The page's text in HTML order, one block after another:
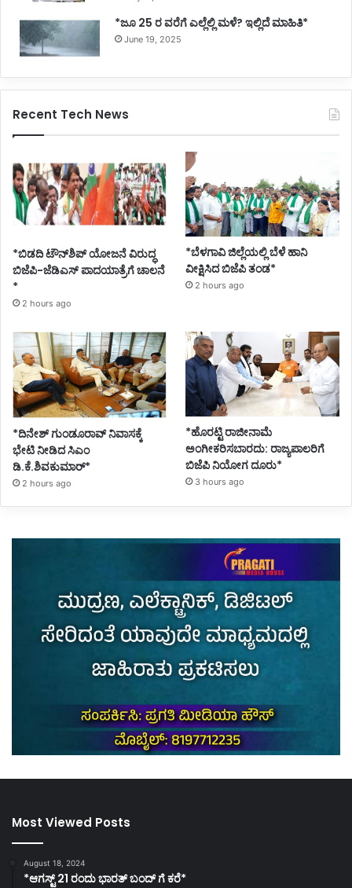
*ಜೂ 25 ರ ವರೆಗೆ ಎಲ್ಲೆಲ್ಲಿ ಮಳೆ? ಇಲ್ಲಿದೆ ಮಾಹಿತಿ*
June 19, 2025
Recent Tech News
*ಬಿಡದಿ ಟೌನ್‌ಶಿಪ್ ಯೋಜನೆ ವಿರುದ್ಧ
ಬಿಜೆಪಿ-ಜೆಡಿಎಸ್ ಪಾದಯಾತ್ರೆಗೆ ಚಾಲನೆ
*
2 hours ago
*ಬೆಳಗಾವಿ ಜಿಲ್ಲೆಯಲ್ಲಿ ಬೆಳೆ ಹಾನಿ
ವೀಕ್ಷಿಸಿದ ಬಿಜೆಪಿ ತಂಡ*
2 hours ago
*ದಿನೇಶ್ ಗುಂಡೂರಾವ್ ನಿವಾಸಕ್ಕೆ
ಭೇಟಿ ನೀಡಿದ ಸಿಎಂ
ಡಿ.ಕೆ.ಶಿವಕುಮಾರ್*
2 hours ago
*ಹೊರಟ್ಟಿ ರಾಜೀನಾಮೆ
ಅಂಗೀಕರಿಸಬಾರದು: ರಾಜ್ಯಪಾಲರಿಗೆ
ಬಿಜೆಪಿ ನಿಯೋಗ ದೂರು*
3 hours ago
Most Viewed Posts
August 18, 2024
*ಆಗಸ್ಟ್ 21 ರಂದು ಭಾರತ್‌ ಬಂದ್‌ ಗೆ ಕರೆ*